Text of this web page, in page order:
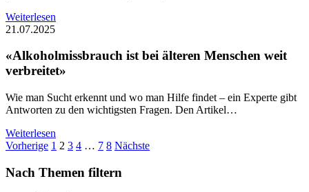
Weiterlesen
21.07.2025
«Alkoholmissbrauch ist bei älteren Menschen weit
verbreitet»
Wie man Sucht erkennt und wo man Hilfe findet – ein Experte gibt
Antworten zu den wichtigsten Fragen. Den Artikel…
Weiterlesen
Seitennummerierung
der
Vorherige 1 2 3 4 … 7 8 Nächste
Nach Themen filtern